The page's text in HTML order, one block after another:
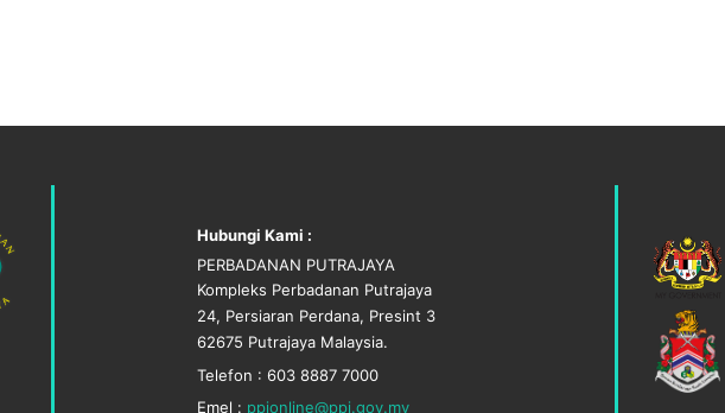
Hubungi Kami :
PERBADANAN PUTRAJAYA
Kompleks Perbadanan Putrajaya
24, Persiaran Perdana, Presint 3
62675 Putrajaya Malaysia.
Telefon : 603 8887 7000
Emel : ppjonline@ppj.gov.my